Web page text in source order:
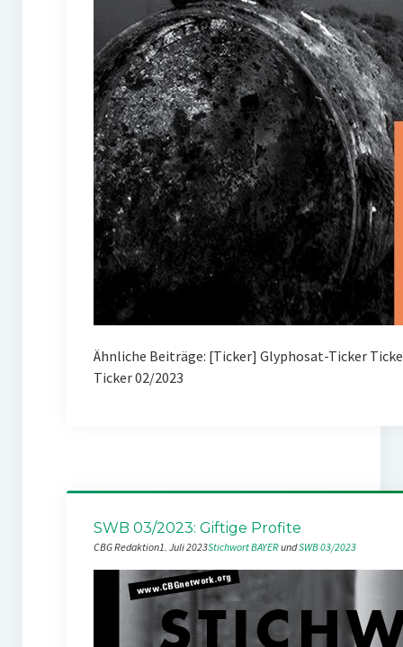
Ähnliche Beiträge: [Ticker] Glyphosat-Ticker
Ticker 02/2023
SWB 03/2023: Giftige Profite
CBG Redaktion1. Juli 2023Stichwort BAYER und SWB 03/2023